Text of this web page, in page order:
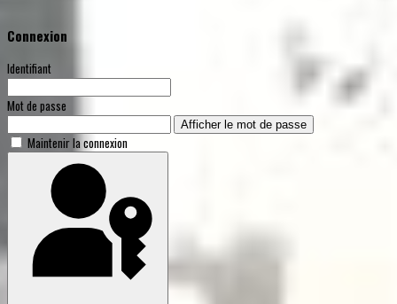
Connexion
Identifiant
Mot de passe
Afficher le mot de passe
Maintenir la connexion